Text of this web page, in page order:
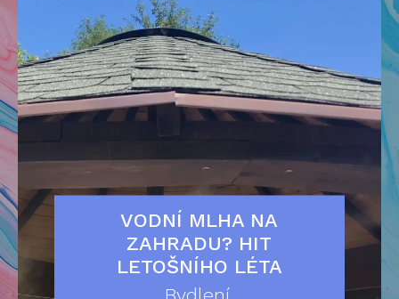
VODNÍ MLHA NA
ZAHRADU? HIT
LETOŠNÍHO LÉTA
Bydlení